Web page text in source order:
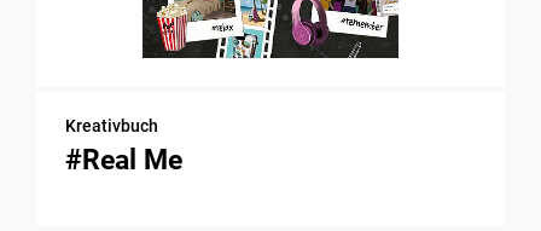
Kreativbuch
#Real Me